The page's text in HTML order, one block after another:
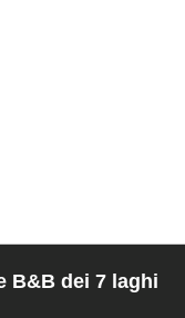
B&B dei 7 laghi